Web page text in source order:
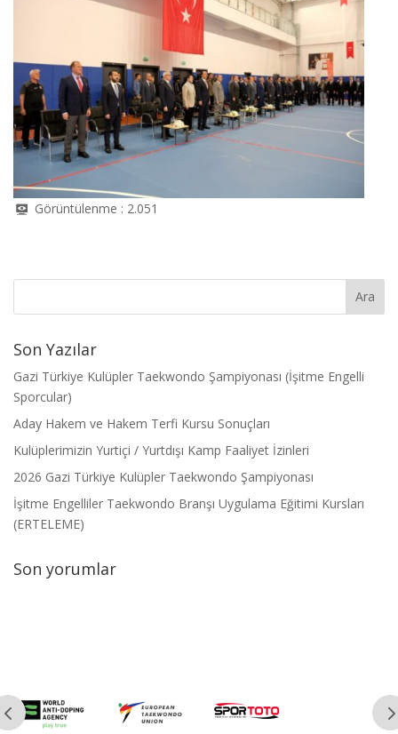
Görüntülenme : 2.051
Son Yazılar
Gazi Türkiye Kulüpler Taekwondo Şampiyonası (İşitme Engelli
Sporcular)
Aday Hakem ve Hakem Terfi Kursu Sonuçları
Kulüplerimizin Yurtiçi / Yurtdışı Kamp Faaliyet İzinleri
2026 Gazi Türkiye Kulüpler Taekwondo Şampiyonası
İşitme Engelliler Taekwondo Branşı Uygulama Eğitimi Kursları
(ERTELEME)
Son yorumlar